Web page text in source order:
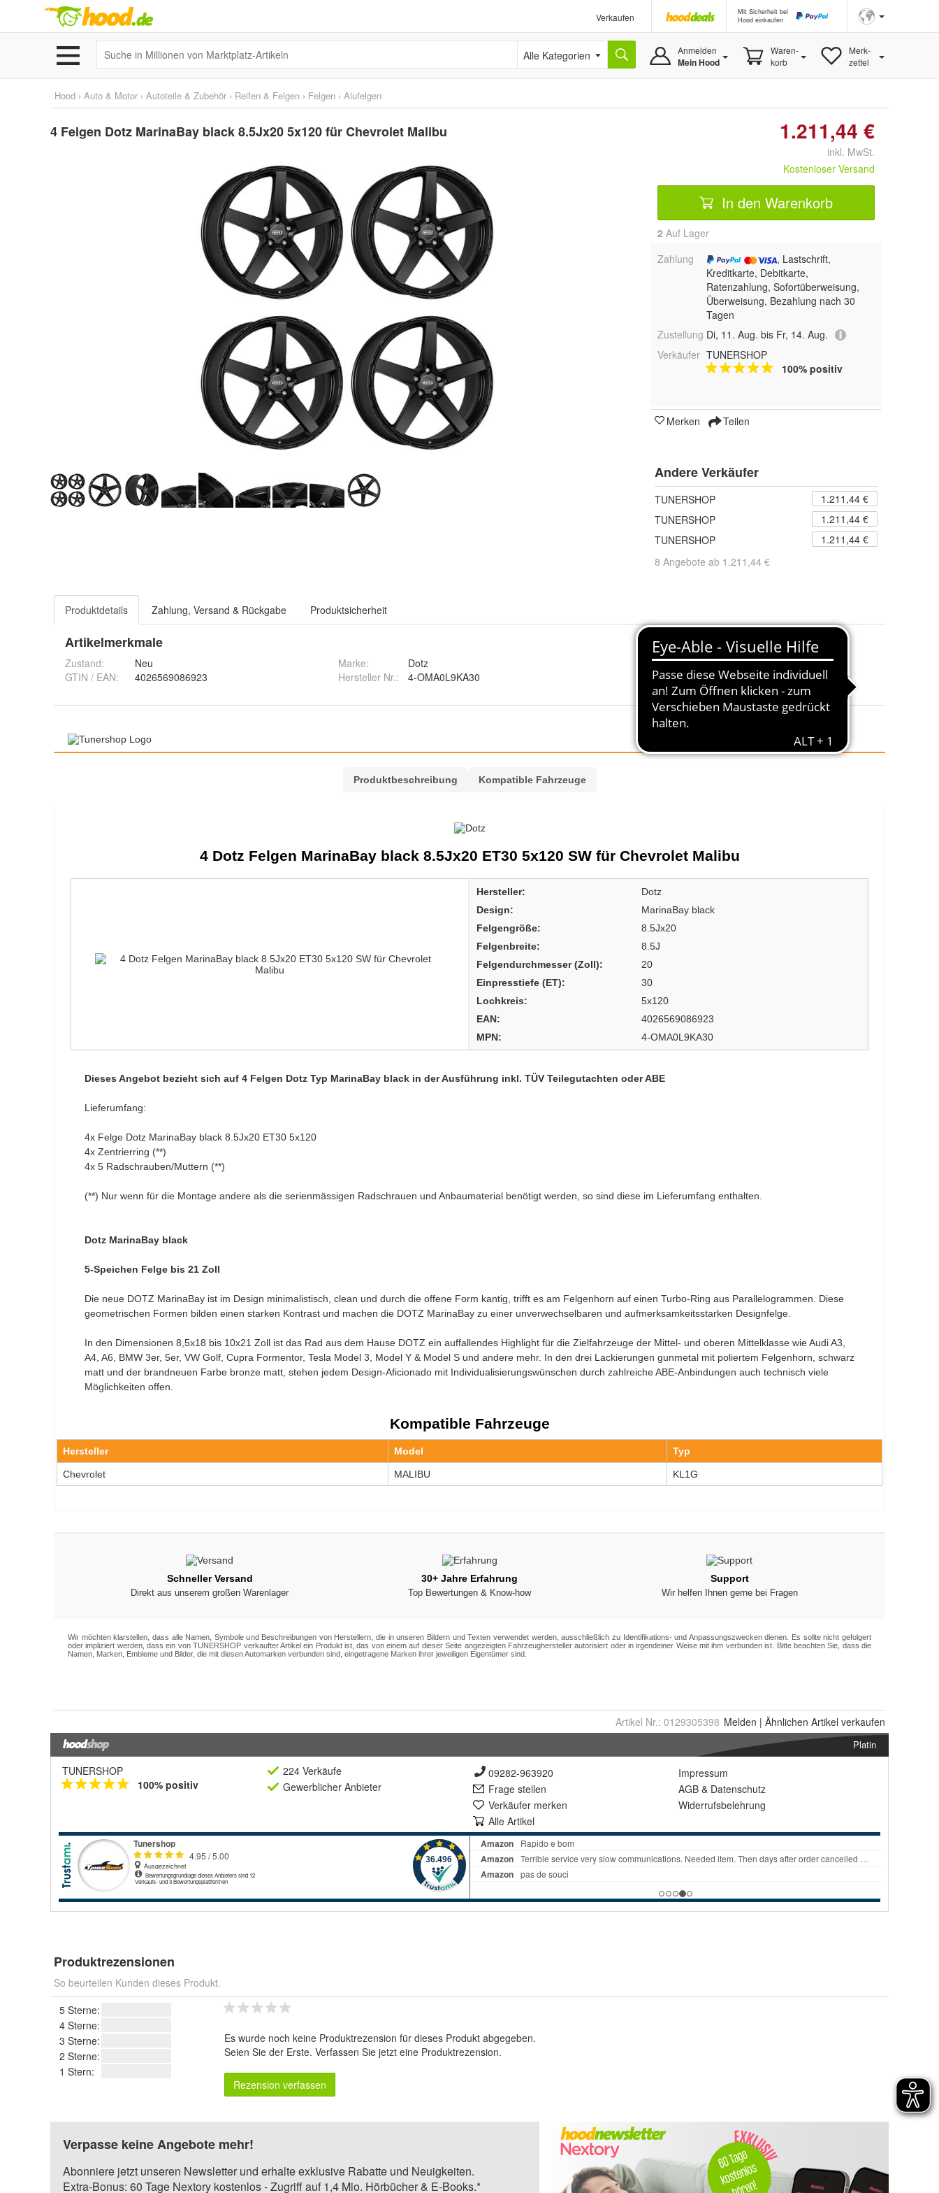
Verkaufen
Mit Sicherheit bei
Hood einkaufen
Alle Kategorien Anmelden
Mein Hood
Waren-
korb
Merk-
zettel
Hood › Auto & Motor › Autoteile & Zubehör › Reifen & Felgen › Felgen › Alufelgen
4 Felgen Dotz MarinaBay black 8.5Jx20 5x120 für Chevrolet Malibu 1.211,44 €
inkl. MwSt.
Kostenloser Versand
In den Warenkorb
2 Auf Lager
Zahlung
, Lastschrift,
Kreditkarte, Debitkarte,
Ratenzahlung, Sofortüberweisung,
Überweisung, Bezahlung nach 30
Tagen
Zustellung Di, 11. Aug. bis Fr, 14. Aug.
Verkäufer TUNERSHOP
100% positiv
Merken Teilen
Andere Verkäufer
TUNERSHOP
1.211,44 €
TUNERSHOP
1.211,44 €
TUNERSHOP
1.211,44 €
8 Angebote ab 1.211,44 €
Produktdetails Zahlung, Versand & Rückgabe Produktsicherheit
Artikelmerkmale
Zustand:
Neu
GTIN / EAN:
4026569086923
Marke:
Dotz
Hersteller Nr.:
4-OMA0L9KA30
Artikel Nr.: 0129305398 Melden | Ähnlichen Artikel verkaufen
Platin
TUNERSHOP
100% positiv
224 Verkäufe
Gewerblicher Anbieter
09282-963920
Frage stellen
Verkäufer merken
Alle Artikel
Impressum
AGB & Datenschutz
Widerrufsbelehrung
Produktrezensionen
So beurteilen Kunden dieses Produkt.
5 Sterne:
4 Sterne:
3 Sterne:
2 Sterne:
1 Stern:
Es wurde noch keine Produktrezension für dieses Produkt abgegeben.
Seien Sie der Erste. Verfassen Sie jetzt eine Produktrezension.
Rezension verfassen
Verpasse keine Angebote mehr!
Abonniere jetzt unseren Newsletter und erhalte exklusive Rabatte und Neuigkeiten.
Extra-Bonus: 60 Tage Nextory kostenlos - Zugriff auf 1,4 Mio. Hörbücher & E-Books.*